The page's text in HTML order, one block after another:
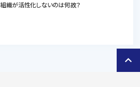
組織が活性化しないのは何故？
keyboard_arrow_up